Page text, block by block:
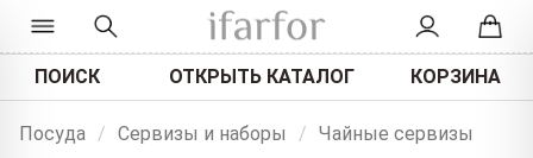
ПОИСК ОТКРЫТЬ КАТАЛОГ КОРЗИНА
Посуда / Сервизы и наборы / Чайные сервизы